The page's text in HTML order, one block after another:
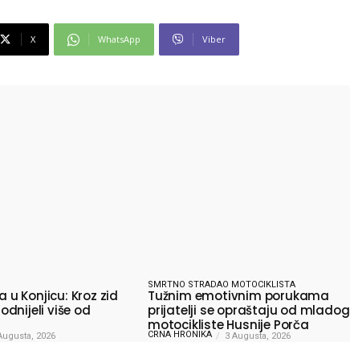
X WhatsApp Viber
u Konjicu: Kroz zid
više od
2026
SMRTNO STRADAO MOTOCIKLISTA
Tužnim emotivnim porukama
prijatelji se opraštaju od mladog
motocikliste Husnije Porča
CRNA HRONIKA 3 Augusta, 2026